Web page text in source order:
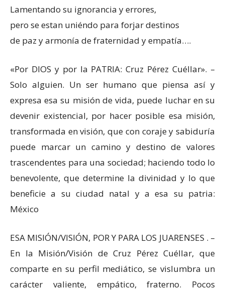
Lamentando su ignorancia y errores,
pero se estan uniéndo para forjar destinos
de paz y armonía de fraternidad y empatía….
«Por DIOS y por la PATRIA: Cruz Pérez Cuéllar». –
Solo alguien. Un ser humano que piensa así y
expresa esa su misión de vida, puede luchar en su
devenir existencial, por hacer posible esa misión,
transformada en visión, que con coraje y sabiduría
puede marcar un camino y destino de valores
trascendentes para una sociedad; haciendo todo lo
benevolente, que determine la divinidad y lo que
beneficie a su ciudad natal y a esa su patria:
México
ESA MISIÓN/VISIÓN, POR Y PARA LOS JUARENSES . –
En la Misión/Visión de Cruz Pérez Cuéllar, que
comparte en su perfil mediático, se vislumbra un
carácter valiente, empático, fraterno. Pocos